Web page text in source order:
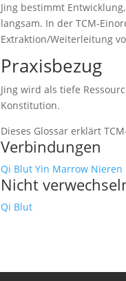
Jing bestimmt
langsam. In der TCM-
Extraktion/Weiterleitung
Praxisbezug
Jing wird als tiefe
Konstitution.
Dieses Glossar erklärt
Verbindungen
Qi Blut Yin Marrow Nieren
Nicht
Qi Blut